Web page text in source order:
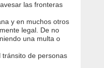
las fronteras
y en muchos otros
legal. De no
una multa o
de personas